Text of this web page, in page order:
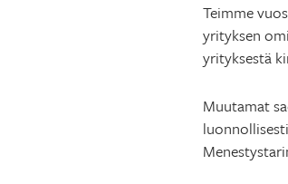
Teimme
yrityksen
yrityksestä
Muutamat